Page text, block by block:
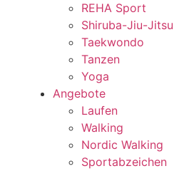
REHA Sport
Shiruba-Jiu-Jitsu
Taekwondo
Tanzen
Yoga
Angebote
Laufen
Walking
Nordic Walking
Sportabzeichen